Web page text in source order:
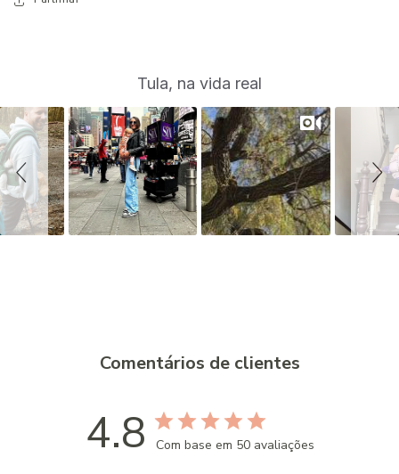
i
d
e
s
h
o
w
Tula, na vida real
Comentários de clientes
4.8 Com base em 50 avaliações